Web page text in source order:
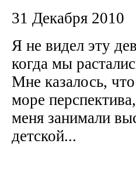
31 Декабря 2010
Я не видел эту
когда мы
Мне казалось,
море
меня занимали
детской...